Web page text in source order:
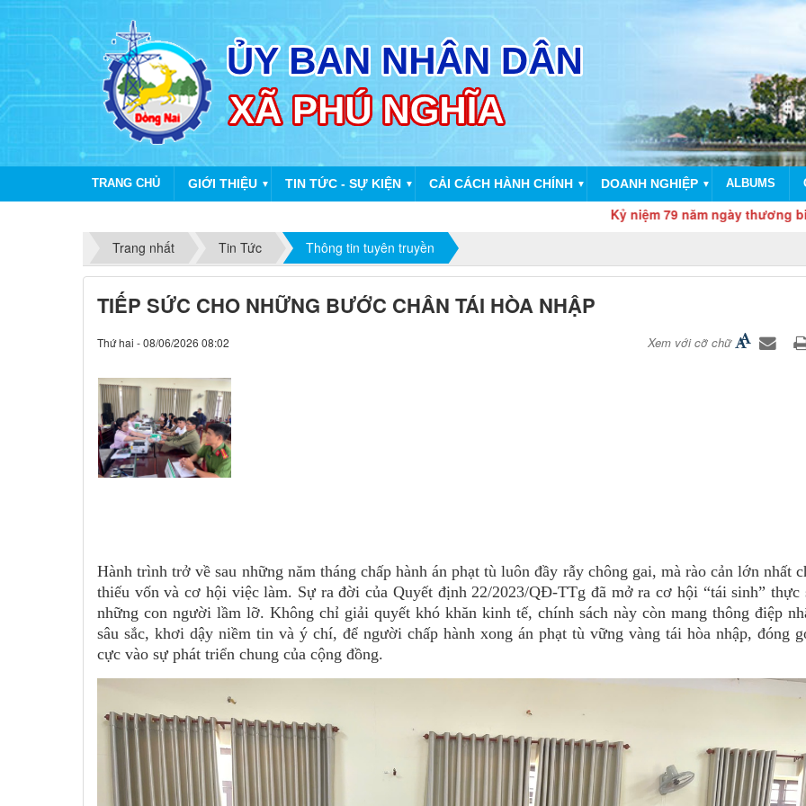
TRANG CHỦ GIỚI THIỆU ▼ TIN TỨC - SỰ KIỆN ▼ CẢI CÁCH HÀNH CHÍNH ▼ DOANH NGHIỆP ▼ ALBUMS
Kỷ niệm 79 năm ngày thương binh liệt sĩ (27/
Trang nhất
Tin Tức Thông tin tuyên truyền
TIẾP SỨC CHO NHỮNG BƯỚC CHÂN TÁI HÒA NHẬP
Thứ hai - 08/06/2026 08:02 Xem với cỡ chữ
Hành trình trở về sau những năm tháng chấp hành án phạt tù luôn đầy rẫy chông gai, mà rào cản lớn nhất
thiếu vốn và cơ hội việc làm. Sự ra đời của Quyết định 22/2023/QĐ-TTg đã mở ra cơ hội “tái sinh” thực
những con người lầm lỡ. Không chỉ giải quyết khó khăn kinh tế, chính sách này còn mang thông điệp
sâu sắc, khơi dậy niềm tin và ý chí, để người chấp hành xong án phạt tù vững vàng tái hòa nhập, đóng
cực vào sự phát triển chung của cộng đồng.